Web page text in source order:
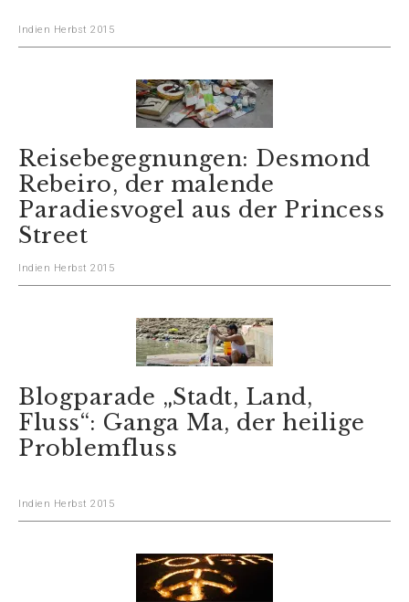
Indien Herbst 2015
Reisebegegnungen: Desmond
Rebeiro, der malende
Paradiesvogel aus der Princess
Street
Indien Herbst 2015
Blogparade „Stadt, Land,
Fluss“: Ganga Ma, der heilige
Problemfluss
Indien Herbst 2015